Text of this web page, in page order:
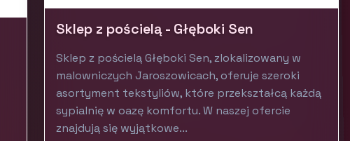
Sklep z pościelą - Głęboki Sen
Sklep z pościelą Głęboki Sen, zlokalizowany w
malowniczych Jaroszowicach, oferuje szeroki
asortyment tekstyliów, które przekształcą każdą
sypialnię w oazę komfortu. W naszej ofercie
znajdują się wyjątkowe...